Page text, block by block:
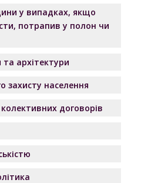
у випадках, якщо
потрапив у полон чи
та архітектури
захисту населення
договорів